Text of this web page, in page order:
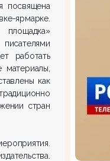
посвящена
ярмарке.
площадка»
работать
как
стран